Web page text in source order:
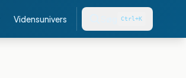
Vidensunivers Ctrl+K